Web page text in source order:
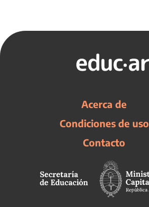
Acerca de
Condiciones de uso
Contacto